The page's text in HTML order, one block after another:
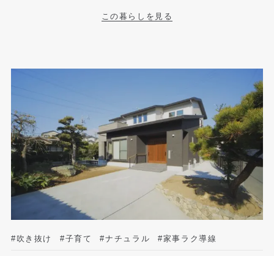
この暮らしを見る
#吹き抜け #子育て #ナチュラル #家事ラク導線